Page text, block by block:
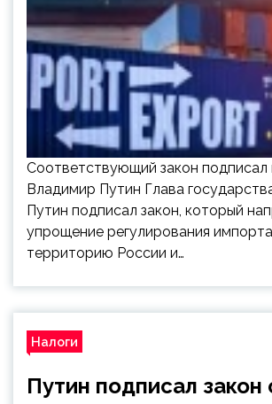
Соответствующий закон подписал
Владимир Путин Глава
Путин подписал закон, который
упрощение регулирования
территорию России и…
Налоги
Путин подписал закон